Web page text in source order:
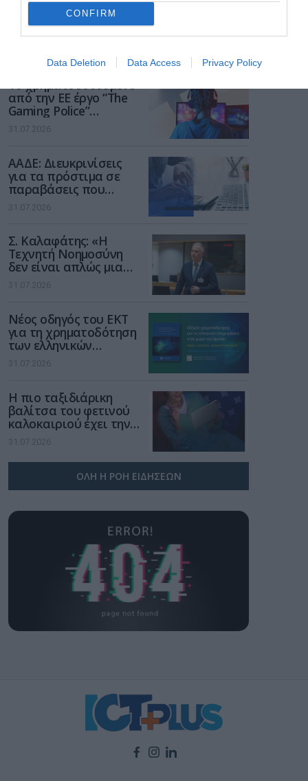
CONFIRM
Data Deletion Data Access Privacy Policy
ΡΟΗ ΕΙΔΗΣΕΩΝ
από την ΕΕ έργο “The
Gaming Police”
ενισχύει την ασφάλεια
των παιδιών στο
31.07.2026
ΑΑΔΕ: Διευκρινίσεις
για τα πρόστιμα σε
παραβάσεις που
αφορούν τους ΦΗΜ
31.07.2026
Σ. Καλαφάτης: «Η
Τεχνητή Νοημοσύνη
δεν είναι απλώς μια
νέα τεχνολογία, είναι
μια νέα βιομηχανική
31.07.2026
Νέος οδηγός του ΕΚΤ
για τη χρηματοδότηση
των ελληνικών
επιχειρήσεων στον
χώρο της άμυνας
31.07.2026
Η πιο ταξιδιάρικη
βαλίτσα του φετινού
καλοκαιριού έχει την
υπογραφή της Xiaomi
31.07.2026
ΟΛΗ Η ΡΟΗ ΕΙΔΗΣΕΩΝ